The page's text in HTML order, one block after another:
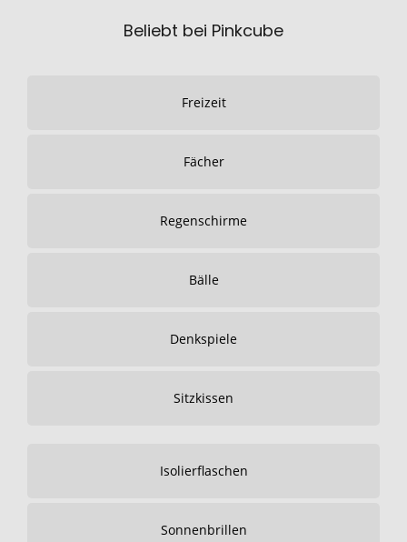
Beliebt bei Pinkcube
Freizeit
Fächer
Regenschirme
Bälle
Denkspiele
Sitzkissen
Isolierflaschen
Sonnenbrillen